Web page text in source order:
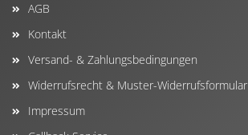
AGB
Kontakt
Versand- & Zahlungsbedingungen
Widerrufsrecht & Muster-Widerrufsformular
Impressum